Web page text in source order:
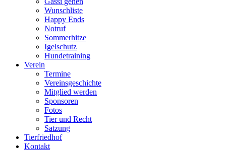
Wunschliste
Happy Ends
Notruf
Sommerhitze
Igelschutz
Hundetraining
Verein
Termine
Vereinsgeschichte
Mitglied werden
Sponsoren
Fotos
Tier und Recht
Satzung
Tierfriedhof
Kontakt